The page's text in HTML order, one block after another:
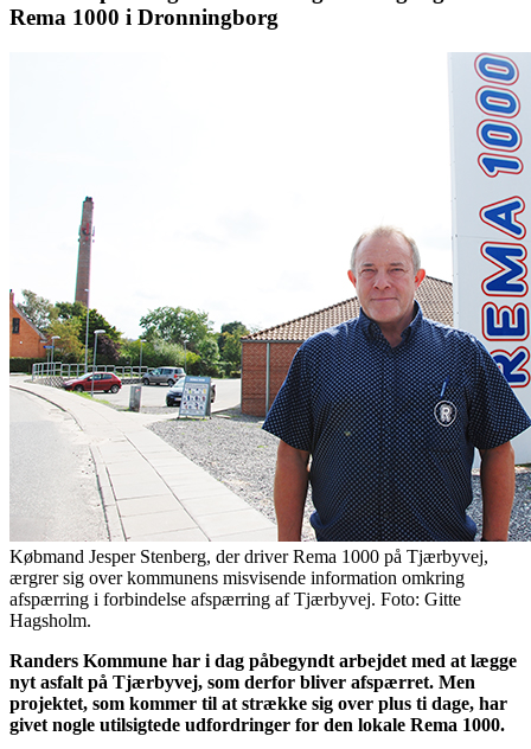
Rema 1000 i Dronningborg
Købmand Jesper Stenberg, der driver Rema 1000 på Tjærbyvej,
ærgrer sig over kommunens misvisende information omkring
afspærring i forbindelse afspærring af Tjærbyvej. Foto: Gitte
Hagsholm.
Randers Kommune har i dag påbegyndt arbejdet med at lægge
nyt asfalt på Tjærbyvej, som derfor bliver afspærret. Men
projektet, som kommer til at strække sig over plus ti dage, har
givet nogle utilsigtede udfordringer for den lokale Rema 1000.